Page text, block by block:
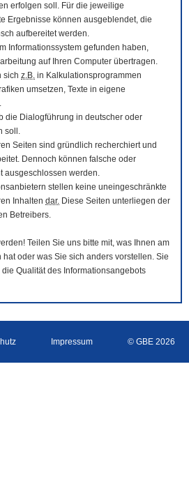
erfolgen soll. Für die jeweilige
Ergebnisse können ausgeblendet, die
aufbereitet werden.
Informationssystem gefunden haben,
auf Ihren Computer übertragen.
sich z.B. in Kalkulationsprogrammen
umsetzen, Texte in eigene
die Dialogführung in deutscher oder
soll.
Seiten sind gründlich recherchiert und
Dennoch können falsche oder
ausgeschlossen werden.
stellen keine uneingeschränkte
Inhalten dar. Diese Seiten unterliegen der
Betreibers.
Teilen Sie uns bitte mit, was Ihnen am
hat oder was Sie sich anders vorstellen. Sie
Qualität des Informationsangebots
Impressum © GBE 2026